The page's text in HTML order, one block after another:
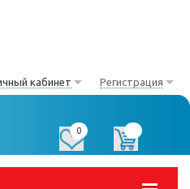
кабинет Регистрация
0